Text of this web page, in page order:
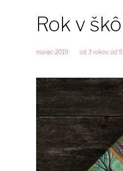
Rok v
marec 2019 od 3 rokov, od